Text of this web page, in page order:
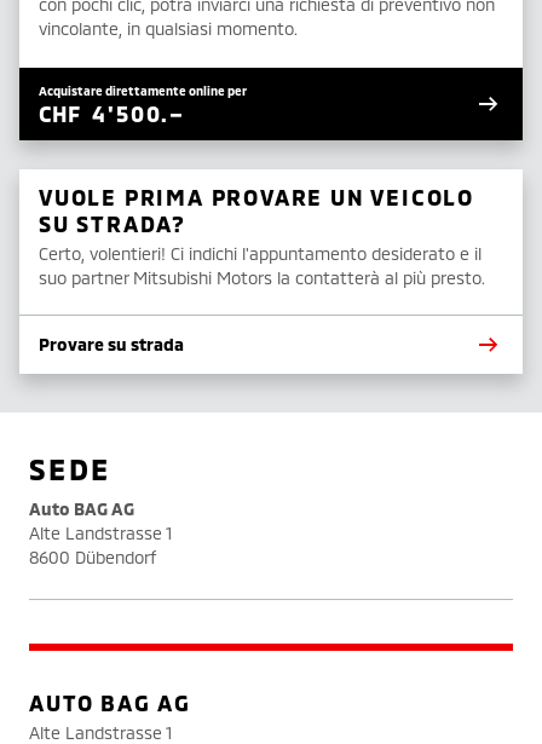
con pochi clic, potrà inviarci una richiesta di preventivo non
vincolante, in qualsiasi momento.
Acquistare direttamente online per
CHF 4'500.–
VUOLE PRIMA PROVARE UN VEICOLO
SU STRADA?
Certo, volentieri! Ci indichi l'appuntamento desiderato e il
suo partner Mitsubishi Motors la contatterà al più presto.
Provare su strada
SEDE
Auto BAG AG
Alte Landstrasse 1
8600 Dübendorf
AUTO BAG AG
Alte Landstrasse 1